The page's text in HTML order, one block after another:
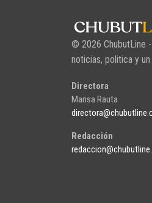
© 2026 ChubutLine
noticias, politica y
Directora
Marisa Rauta
Redacción